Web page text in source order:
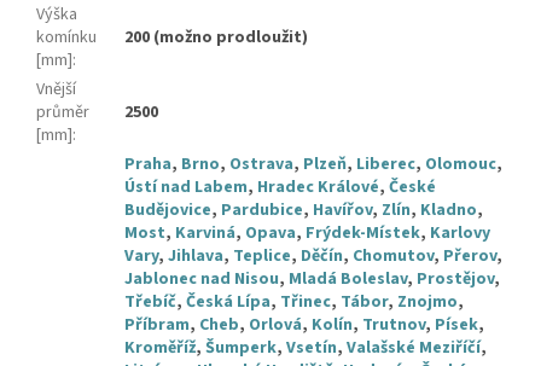
Výška
komínku
[mm]:
200 (možno prodloužit)
Vnější
průměr
[mm]:
2500
Praha, Brno, Ostrava, Plzeň, Liberec, Olomouc,
Ústí nad Labem, Hradec Králové, České
Budějovice, Pardubice, Havířov, Zlín, Kladno,
Most, Karviná, Opava, Frýdek-Místek, Karlovy
Vary, Jihlava, Teplice, Děčín, Chomutov, Přerov,
Jablonec nad Nisou, Mladá Boleslav, Prostějov,
Třebíč, Česká Lípa, Třinec, Tábor, Znojmo,
Příbram, Cheb, Orlová, Kolín, Trutnov, Písek,
Kroměříž, Šumperk, Vsetín, Valašské Meziříčí,